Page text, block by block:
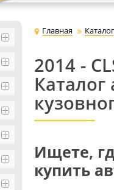
Главная Каталог
2014 -
Каталог
Ищете,
купить